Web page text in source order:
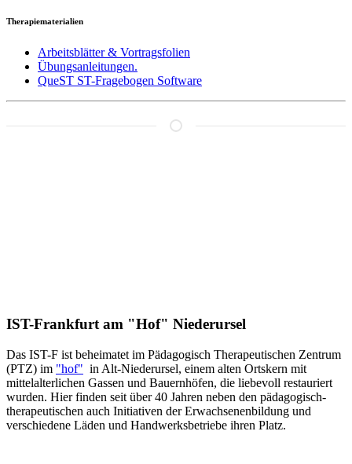
Therapiematerialien
Arbeitsblätter & Vortragsfolien
Übungsanleitungen.
QueST ST-Fragebogen Software
IST-Frankfurt am "Hof" Niederursel
Das IST-F ist beheimatet im Pädagogisch Therapeutischen Zentrum
(PTZ) im "hof" in Alt-Niederursel, einem alten Ortskern mit
mittelalterlichen Gassen und Bauernhöfen, die liebevoll restauriert
wurden. Hier finden seit über 40 Jahren neben den pädagogisch-
therapeutischen auch Initiativen der Erwachsenenbildung und
verschiedene Läden und Handwerksbetriebe ihren Platz.